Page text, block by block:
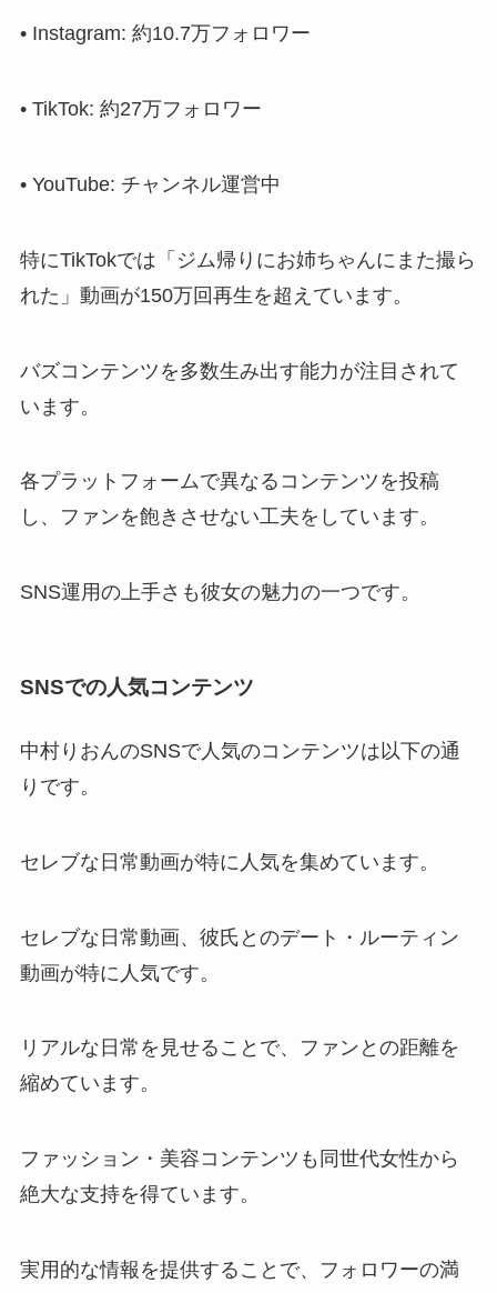
• Instagram: 約10.7万フォロワー
• TikTok: 約27万フォロワー
• YouTube: チャンネル運営中
特にTikTokでは「ジム帰りにお姉ちゃんにまた撮ら
れた」動画が150万回再生を超えています。
バズコンテンツを多数生み出す能力が注目されて
います。
各プラットフォームで異なるコンテンツを投稿
し、ファンを飽きさせない工夫をしています。
SNS運用の上手さも彼女の魅力の一つです。
SNSでの人気コンテンツ
中村りおんのSNSで人気のコンテンツは以下の通
りです。
セレブな日常動画が特に人気を集めています。
セレブな日常動画、彼氏とのデート・ルーティン
動画が特に人気です。
リアルな日常を見せることで、ファンとの距離を
縮めています。
ファッション・美容コンテンツも同世代女性から
絶大な支持を得ています。
実用的な情報を提供することで、フォロワーの満